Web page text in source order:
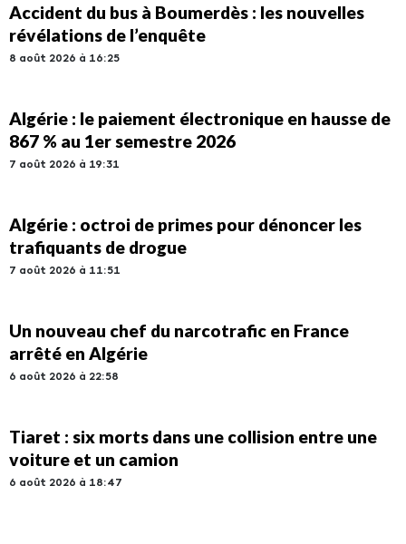
Accident du bus à Boumerdès : les nouvelles
révélations de l’enquête
8 août 2026 à 16:25
Algérie : le paiement électronique en hausse de
867 % au 1er semestre 2026
7 août 2026 à 19:31
Algérie : octroi de primes pour dénoncer les
trafiquants de drogue
7 août 2026 à 11:51
Un nouveau chef du narcotrafic en France
arrêté en Algérie
6 août 2026 à 22:58
Tiaret : six morts dans une collision entre une
voiture et un camion
6 août 2026 à 18:47